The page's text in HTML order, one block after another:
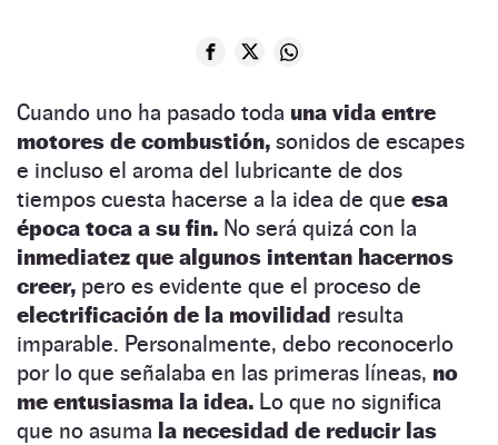
Cuando uno ha pasado toda una vida entre
motores de combustión, sonidos de escapes
e incluso el aroma del lubricante de dos
tiempos cuesta hacerse a la idea de que esa
época toca a su fin. No será quizá con la
inmediatez que algunos intentan hacernos
creer, pero es evidente que el proceso de
electrificación de la movilidad resulta
imparable. Personalmente, debo reconocerlo
por lo que señalaba en las primeras líneas, no
me entusiasma la idea. Lo que no significa
que no asuma la necesidad de reducir las